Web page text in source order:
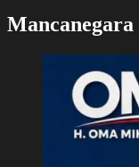
Mancanegara